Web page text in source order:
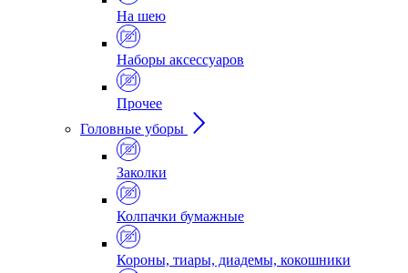
На шею
Наборы аксессуаров
Прочее
Головные уборы
Заколки
Колпачки бумажные
Короны, тиары, диадемы, кокошники